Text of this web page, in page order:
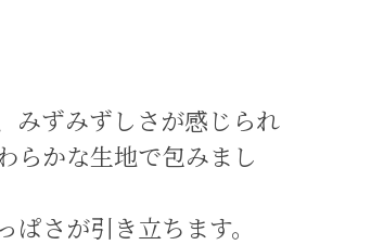
みずみずしさが感じられ
らかな生地で包みまし
さが引き立ちます。